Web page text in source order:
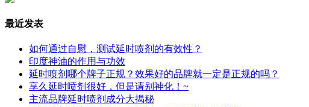
最近发表
如何通过自慰，测试延时喷剂的有效性？
印度神油的作用与功效
延时喷剂哪个牌子正规？效果好的品牌就一定是正规的吗？
享久延时喷剂很好，但是请别神化！~
主流品牌延时喷剂成分大揭秘